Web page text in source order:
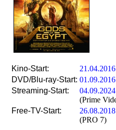
Kino-Start:
21.04.2016
DVD/Blu-ray-Start: 01.09.2016
Streaming-Start:
04.09.2024
(Prime
Free-TV-Start:
26.08.2018
(PRO 7)